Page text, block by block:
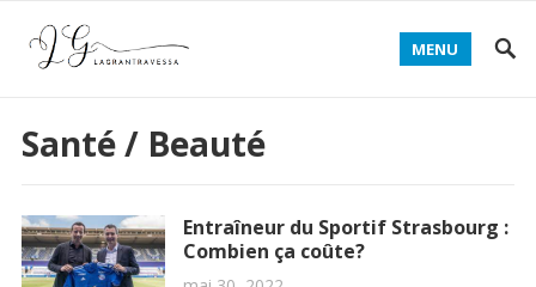
MENU
Santé / Beauté
Entraîneur du Sportif Strasbourg :
Combien ça coûte?